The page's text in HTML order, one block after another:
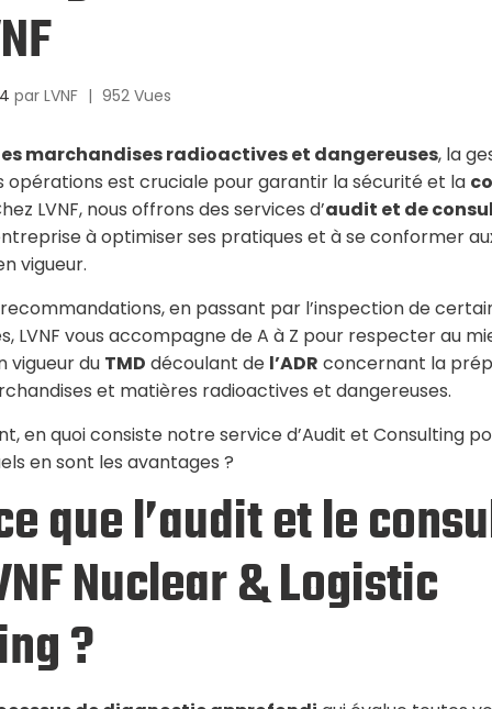
par LVNF | 952 Vues
marchandises radioactives et dangereuses, la
opérations est cruciale pour garantir la sécurité et la
LVNF, nous offrons des services d’audit et de
à optimiser ses pratiques et à se conformer
vigueur.
en passant par l’inspection de
LVNF vous accompagne de A à Z pour respecter au
vigueur du TMD découlant de l’ADR concernant la
et matières radioactives et dangereuses.
en quoi consiste notre service d’Audit et Consulting
en sont les avantages ?
que l’audit et le
Nuclear & Logistic
?